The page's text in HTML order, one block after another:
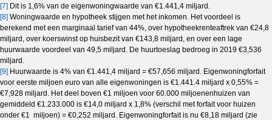
[7] Dit is 1,6% van de eigenwoningwaarde van €1.441,4 miljard.
[8] Woningwaarde en hypotheek stijgen met het inkomen. Het voordeel is
berekend met een marginaal tarief van 44%, over hypotheekrenteaftrek van €24,8
miljard, over koerswinst op huisbezit van €143,8 miljard, en over een lage
huurwaarde voordeel van 49,5 miljard. De huurtoeslag bedroeg in 2019 €3,536
miljard.
[9] Huurwaarde is 4% van €1.441,4 miljard = €57,656 miljard. Eigenwoningforfait
voor eerste miljoen euro van alle eigenwoningen is €1.441.4 miljard x 0,55% =
€7,928 miljard. Het deel boven €1 miljoen voor 60.000 miljoenenhuizen van
gemiddeld €1.233.000 is €14,0 miljard x 1,8% (verschil met forfait voor huizen
onder €1 miljoen) = €0,252 miljard. Eigenwoningforfait is nu €8,18 miljard (zie